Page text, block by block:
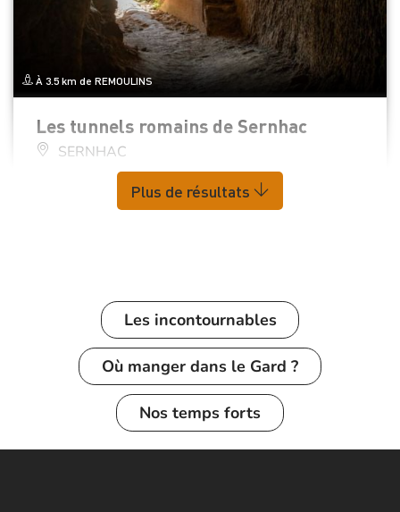
À 3.5 km de REMOULINS
Les tunnels romains de Sernhac
SERNHAC
Plus de résultats
Les incontournables
Où manger dans le Gard ?
Nos temps forts